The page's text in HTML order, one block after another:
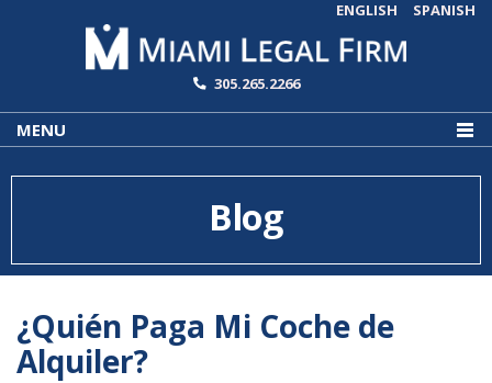
ENGLISH SPANISH
MENU
305.265.2266
Blog
¿Quién Paga Mi Coche de
Alquiler?